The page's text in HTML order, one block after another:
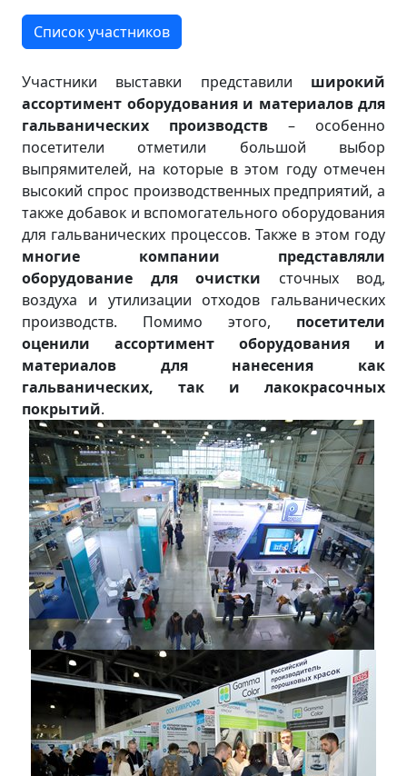
Список участников
Участники выставки представили широкий
ассортимент оборудования и материалов для
гальванических производств – особенно
посетители отметили большой выбор
выпрямителей, на которые в этом году отмечен
высокий спрос производственных предприятий, а
также добавок и вспомогательного оборудования
для гальванических процессов. Также в этом году
многие компании представляли
оборудование для очистки сточных вод,
воздуха и утилизации отходов гальванических
производств. Помимо этого, посетители
оценили ассортимент оборудования и
материалов для нанесения как
гальванических, так и лакокрасочных
покрытий.